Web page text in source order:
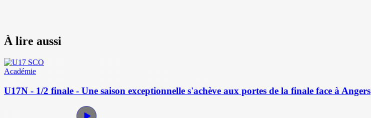
À lire aussi
Académie
U17N - 1/2 finale - Une saison exceptionnelle s'achève aux portes de la finale face à Angers